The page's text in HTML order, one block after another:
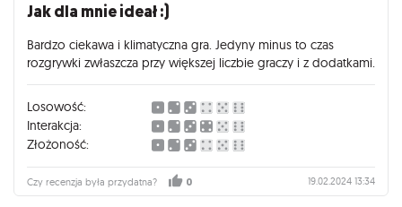
Jak dla mnie ideał :)
Bardzo ciekawa i klimatyczna gra. Jedyny minus to czas
rozgrywki zwłaszcza przy większej liczbie graczy i z dodatkami.
Losowość:
Interakcja:
Złożoność:
Czy recenzja była przydatna? 0 19.02.2024 13:34